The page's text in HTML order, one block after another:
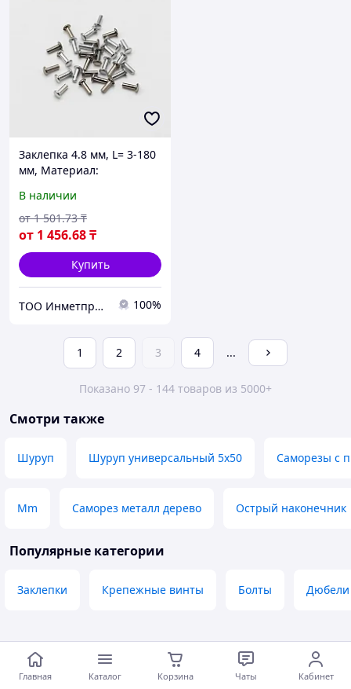
Заклепка 4.8 мм, L= 3-180
мм, Материал:
заклепка-гайка...
В наличии
от 1 456.68₸
от 1 501.73 ₸
Купить
ТОО Инметпром 100%
1 2 3 4 ...
Показано 97 - 144 товаров из 5000+
Смотри также
Шуруп Шуруп универсальный 5х50 Саморезы с
Mm Саморез металл дерево Острый наконечник
Популярные категории
Заклепки Крепежные винты Болты Дюбели
Программа защиты покупателей
Главная Каталог Корзина Чаты Кабинет